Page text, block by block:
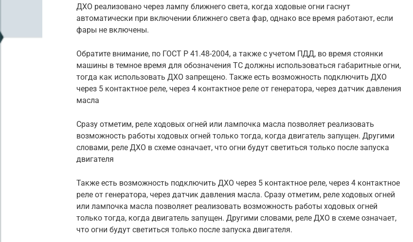
ДХО реализовано через лампу ближнего света, когда ходовые огни гаснут
автоматически при включении ближнего света фар, однако все время работают, если
фары не включены.
Обратите внимание, по ГОСТ Р 41.48-2004, а также с учетом ПДД, во время стоянки
машины в темное время для обозначения ТС должны использоваться габаритные огни,
тогда как использовать ДХО запрещено. Также есть возможность подключить ДХО
через 5 контактное реле, через 4 контактное реле от генератора, через датчик давления
масла
Сразу отметим, реле ходовых огней или лампочка масла позволяет реализовать
возможность работы ходовых огней только тогда, когда двигатель запущен. Другими
словами, реле ДХО в схеме означает, что огни будут светиться только после запуска
двигателя
Также есть возможность подключить ДХО через 5 контактное реле, через 4 контактное
реле от генератора, через датчик давления масла. Сразу отметим, реле ходовых огней
или лампочка масла позволяет реализовать возможность работы ходовых огней
только тогда, когда двигатель запущен. Другими словами, реле ДХО в схеме означает,
что огни будут светиться только после запуска двигателя.